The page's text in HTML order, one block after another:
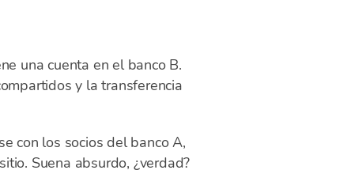
una cuenta en el banco B.
y la transferencia
con los socios del banco A,
Suena absurdo, ¿verdad?